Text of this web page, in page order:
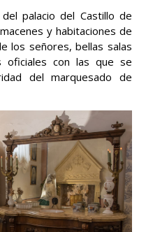
palacio del Castillo de
y habitaciones de
los señores, bellas salas
oficiales con las que se
del marquesado de